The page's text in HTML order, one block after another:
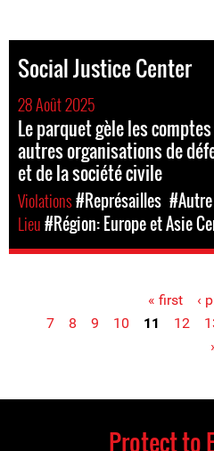
Social Justice Center
28 Août 2025
Le parquet gèle les
autres organisations de
et de la société civile
Violations#Représailles
Lieu#Région: Europe et Asie
Pages « first ‹
7
8 9 10 11 12
Protect to